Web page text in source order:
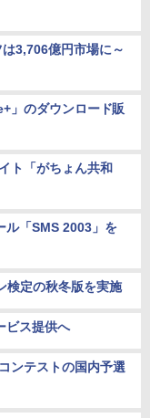
3,706億円市場に～
」のダウンロード販
ト「がちょん共和
「SMS 2003」を
検定の秋冬版を実施
ビス提供へ
ンテストの国内予選